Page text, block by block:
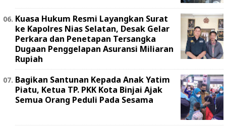
Kuasa Hukum Resmi Layangkan Surat
ke Kapolres Nias Selatan, Desak Gelar
Perkara dan Penetapan Tersangka
Dugaan Penggelapan Asuransi Miliaran
Rupiah
Bagikan Santunan Kepada Anak Yatim
Piatu, Ketua TP. PKK Kota Binjai Ajak
Semua Orang Peduli Pada Sesama